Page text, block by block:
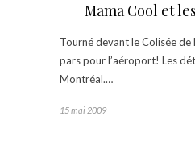
Mama Cool et
Tourné devant le Colisée de
pars pour l’aéroport! Les
Montréal.…
15 mai 2009